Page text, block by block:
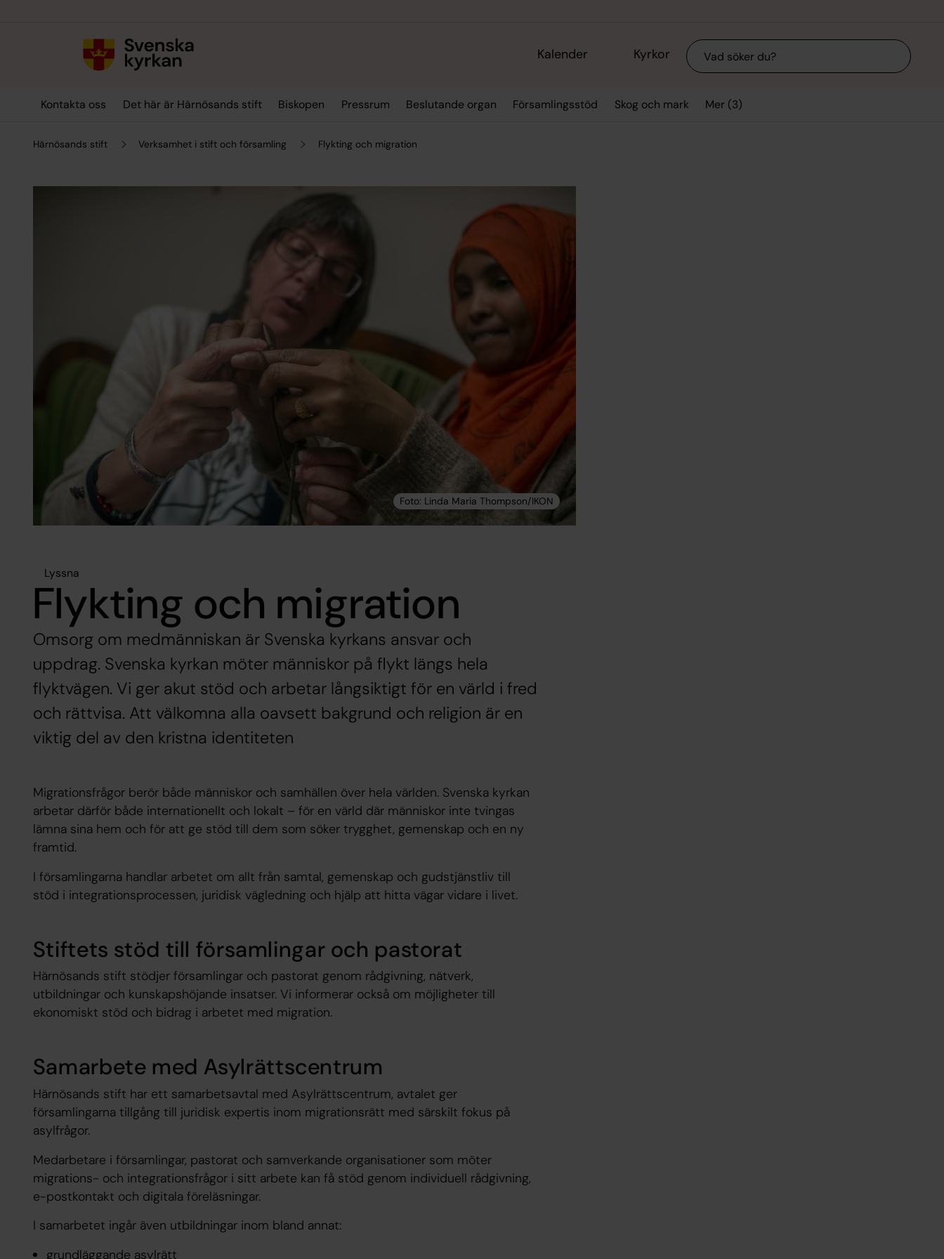
Kalender Kyrkor Sök
Kontakta oss Det här är Härnösands stift Biskopen Pressrum Beslutande organ Församlingsstöd Skog och mark Mer (3)
Härnösands stift Verksamhet i stift och församling Flykting och migration
Lyssna
Flykting och migration
Omsorg om medmänniskan är Svenska kyrkans ansvar och
uppdrag. Svenska kyrkan möter människor på flykt längs hela
flyktvägen. Vi ger akut stöd och arbetar långsiktigt för en värld i fred
och rättvisa. Att välkomna alla oavsett bakgrund och religion är en
viktig del av den kristna identiteten
Migrationsfrågor berör både människor och samhällen över hela världen. Svenska kyrkan
arbetar därför både internationellt och lokalt – för en värld där människor inte tvingas
lämna sina hem och för att ge stöd till dem som söker trygghet, gemenskap och en ny
framtid.
I församlingarna handlar arbetet om allt från samtal, gemenskap och gudstjänstliv till
stöd i integrationsprocessen, juridisk vägledning och hjälp att hitta vägar vidare i livet.
Stiftets stöd till församlingar och pastorat
Härnösands stift stödjer församlingar och pastorat genom rådgivning, nätverk,
utbildningar och kunskapshöjande insatser. Vi informerar också om möjligheter till
ekonomiskt stöd och bidrag i arbetet med migration.
Samarbete med Asylrättscentrum
Härnösands stift har ett samarbetsavtal med Asylrättscentrum, avtalet ger
församlingarna tillgång till juridisk expertis inom migrationsrätt med särskilt fokus på
asylfrågor.
Medarbetare i församlingar, pastorat och samverkande organisationer som möter
migrations- och integrationsfrågor i sitt arbete kan få stöd genom individuell rådgivning,
e-postkontakt och digitala föreläsningar.
I samarbetet ingår även utbildningar inom bland annat:
grundläggande asylrätt